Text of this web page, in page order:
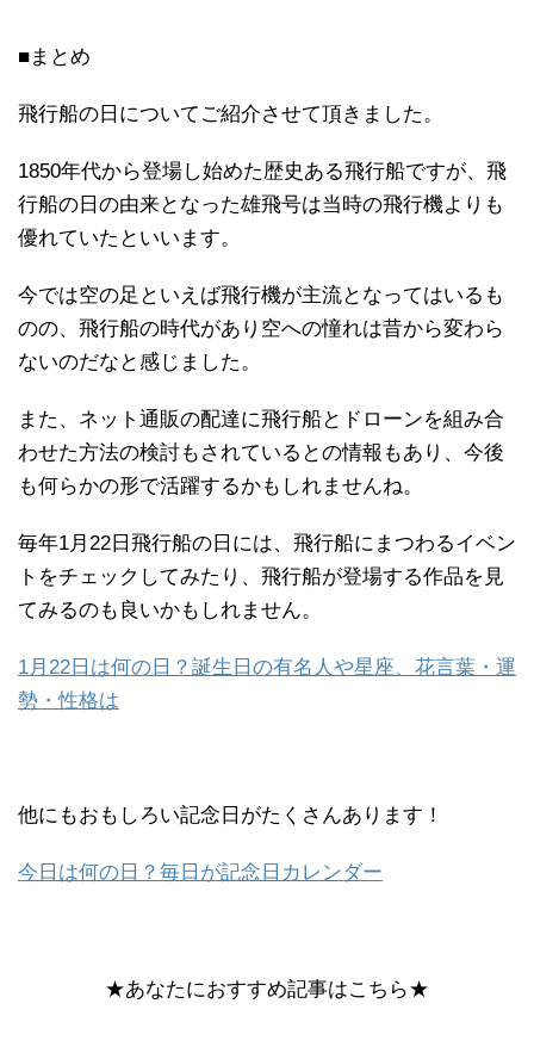
■まとめ
飛行船の日についてご紹介させて頂きました。
1850年代から登場し始めた歴史ある飛行船ですが、飛
行船の日の由来となった雄飛号は当時の飛行機よりも
優れていたといいます。
今では空の足といえば飛行機が主流となってはいるも
のの、飛行船の時代があり空への憧れは昔から変わら
ないのだなと感じました。
また、ネット通販の配達に飛行船とドローンを組み合
わせた方法の検討もされているとの情報もあり、今後
も何らかの形で活躍するかもしれませんね。
毎年1月22日飛行船の日には、飛行船にまつわるイベン
トをチェックしてみたり、飛行船が登場する作品を見
てみるのも良いかもしれません。
1月22日は何の日？誕生日の有名人や星座、花言葉・運
勢・性格は
他にもおもしろい記念日がたくさんあります！
今日は何の日？毎日が記念日カレンダー
★あなたにおすすめ記事はこちら★